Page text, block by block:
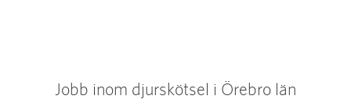
Jobb inom djurskötsel i Örebro län